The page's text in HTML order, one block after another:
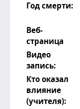
Год смерти:
Веб-
страница
Видео
запись:
Кто оказал
влияние
(учителя):